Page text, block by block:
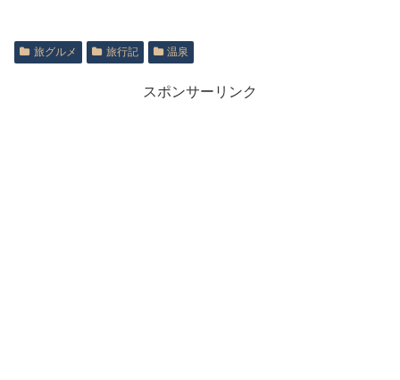
旅グルメ 旅行記 温泉
スポンサーリンク